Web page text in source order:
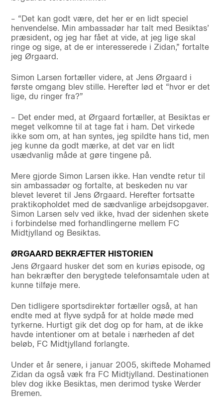
– “Det kan godt være, det her er en lidt speciel
henvendelse. Min ambassadør har talt med Besiktas’
præsident, og jeg har fået at vide, at jeg lige skal
ringe og sige, at de er interesserede i Zidan,” fortalte
jeg Ørgaard.
Simon Larsen fortæller videre, at Jens Ørgaard i
første omgang blev stille. Herefter lød et “hvor er det
lige, du ringer fra?”
– Det ender med, at Ørgaard fortæller, at Besiktas er
meget velkomne til at tage fat i ham. Det virkede
ikke som om, at han syntes, jeg spildte hans tid, men
jeg kunne da godt mærke, at det var en lidt
usædvanlig måde at gøre tingene på.
Mere gjorde Simon Larsen ikke. Han vendte retur til
sin ambassadør og fortalte, at beskeden nu var
blevet leveret til Jens Ørgaard. Herefter fortsatte
praktikopholdet med de sædvanlige arbejdsopgaver.
Simon Larsen selv ved ikke, hvad der sidenhen skete
i forbindelse med forhandlingerne mellem FC
Midtjylland og Besiktas.
ØRGAARD BEKRÆFTER HISTORIEN
Jens Ørgaard husker det som en kuriøs episode, og
han bekræfter den berygtede telefonsamtale uden at
kunne tilføje mere.
Den tidligere sportsdirektør fortæller også, at han
endte med at flyve sydpå for at holde møde med
tyrkerne. Hurtigt gik det dog op for ham, at de ikke
havde intentioner om at betale i nærheden af det
beløb, FC Midtjylland forlangte.
Under et år senere, i januar 2005, skiftede Mohamed
Zidan da også væk fra FC Midtjylland. Destinationen
blev dog ikke Besiktas, men derimod tyske Werder
Bremen.